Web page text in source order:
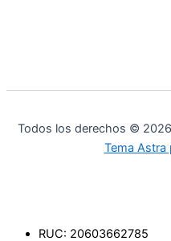
Todos los derechos ©
Tema Astra
RUC: 20603662785